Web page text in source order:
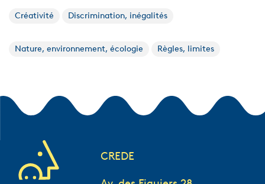
Créativité Discrimination, inégalités
Nature, environnement, écologie Règles, limites
CREDE